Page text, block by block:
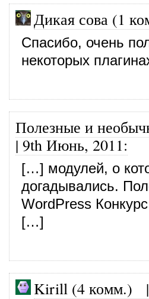
Дикая сова (1
Спасибо, очень
некоторых
Полезные и
|9th Июнь, 2011:
[…] модулей, о
догадывались.
WordPress
[…]
Kirill (4 комм.) |